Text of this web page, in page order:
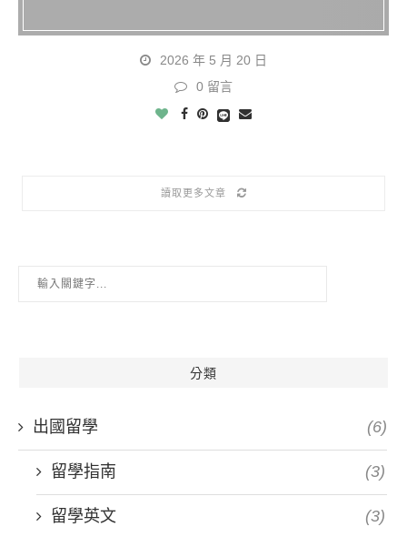
2026 年 5 月 20 日
0 留言
讀取更多文章
分類
出國留學 (6)
留學指南 (3)
留學英文 (3)